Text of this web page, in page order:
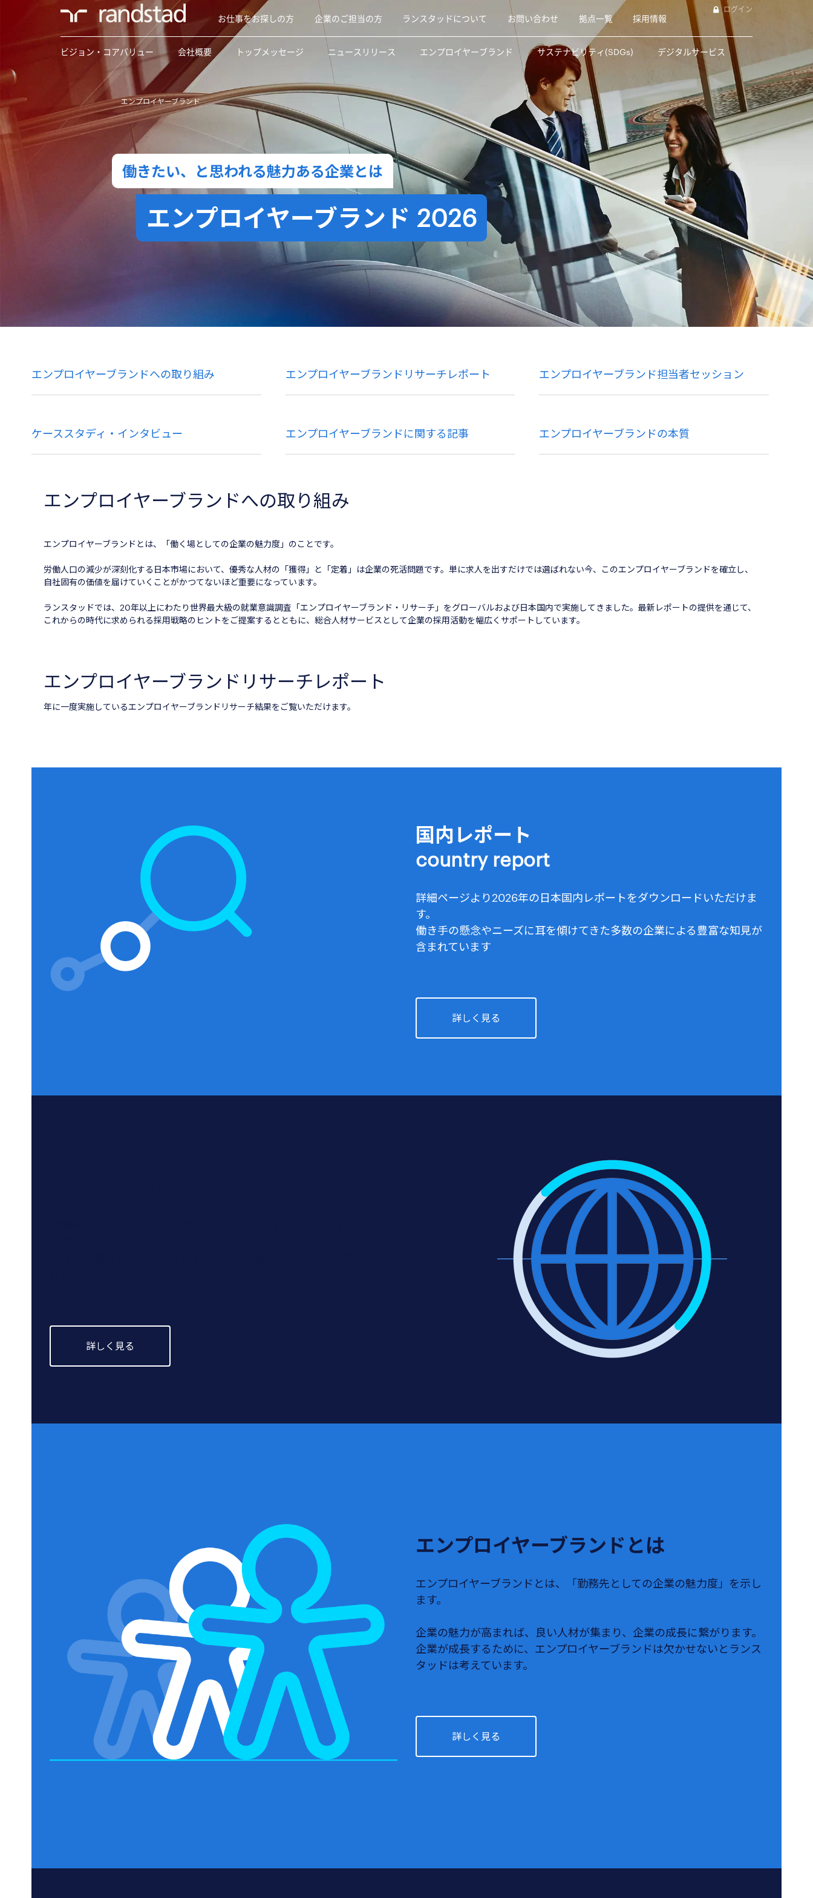
お仕事をお探しの方 企業のご担当の方 ランスタッドについて お問い合わせ 拠点一覧 採用情報
ログイン
ビジョン・コアバリュー 会社概要 トップメッセージ ニュースリリース エンプロイヤーブランド サステナビリティ(SDGs) デジタルサービス
働きたい、と思われる魅力ある企業とは
エンプロイヤーブランド 2026
エンプロイヤーブランド
エンプロイヤーブランドへの取り組み エンプロイヤーブランドリサーチレポート エンプロイヤーブランド担当者セッション
ケーススタディ・インタビュー エンプロイヤーブランドに関する記事 エンプロイヤーブランドの本質
エンプロイヤーブランドへの取り組み
エンプロイヤーブランドとは、「働く場としての企業の魅力度」のことです。
労働人口の減少が深刻化する日本市場において、優秀な人材の「獲得」と「定着」は企業の死活問題です。単に求人を出すだけでは選ばれない今、このエンプロイヤーブランドを確立し、
自社固有の価値を届けていくことがかつてないほど重要になっています。
ランスタッドでは、20年以上にわたり世界最大級の就業意識調査「エンプロイヤーブランド・リサーチ」をグローバルおよび日本国内で実施してきました。最新レポートの提供を通じて、
これからの時代に求められる採用戦略のヒントをご提案するとともに、総合人材サービスとして企業の採用活動を幅広くサポートしています。
エンプロイヤーブランドリサーチレポート
年に一度実施しているエンプロイヤーブランドリサーチ結果をご覧いただけます。
国内レポート
country report
詳細ページより2026年の日本国内レポートをダウンロードいただけま
す。
働き手の懸念やニーズに耳を傾けてきた多数の企業による豊富な知見が
含まれています
詳しく見る
詳しく見る
エンプロイヤーブランドとは
エンプロイヤーブランドとは、「勤務先としての企業の魅力度」を示し
ます。
企業の魅力が高まれば、良い人材が集まり、企業の成長に繋がります。
企業が成長するために、エンプロイヤーブランドは欠かせないとランス
タッドは考えています。
詳しく見る